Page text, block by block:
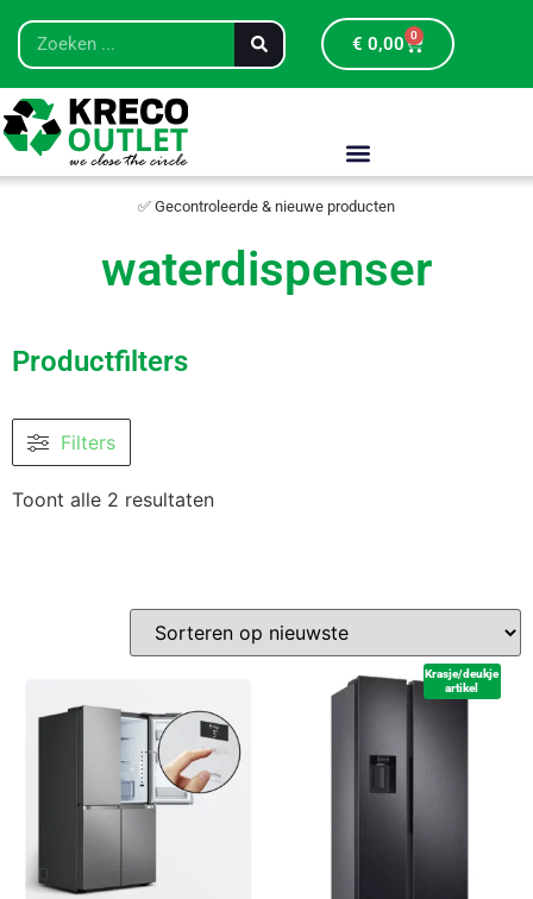
€ 0,00 0
✅ Gecontroleerde & nieuwe producten
waterdispenser
Productfilters
Filters
Toont alle 2 resultaten
Krasje/deukje
artikel